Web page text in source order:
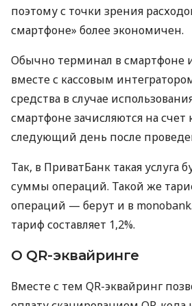
поэтому с точки зрения
смартфоне» более экономичен.
Обычно терминал в смартфоне
вместе с кассовым
средства в случае
смартфоне зачисляются на счет
следующий день после
Так, в ПриватБанк такая услуга
суммы операций. Такой же
операций — берут и в
тариф составляет 1,2%.
О QR-эквайринге
Вместе с тем QR-эквайринг